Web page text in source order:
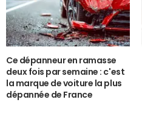
Ce dépanneur en ramasse
deux fois par semaine : c'est
la marque de voiture la plus
dépannée de France